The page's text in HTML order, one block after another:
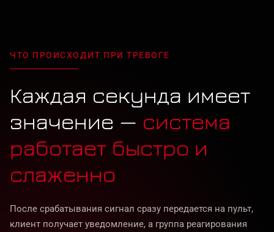
ЧТО ПРОИСХОДИТ ПРИ ТРЕВОГЕ
Каждая секунда имеет
значение — система
работает быстро и
слаженно
После срабатывания сигнал сразу передается на пульт,
клиент получает уведомление, а группа реагирования